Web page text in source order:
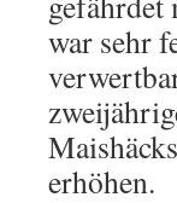
war sehr
erhöhen.